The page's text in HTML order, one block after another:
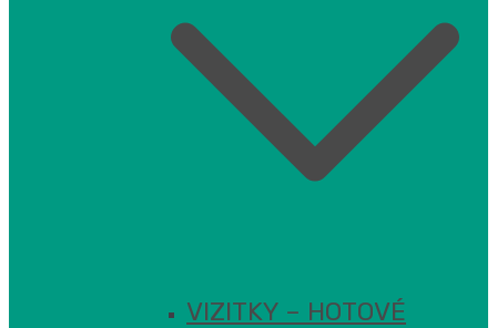
VIZITKY – HOTOVÉ